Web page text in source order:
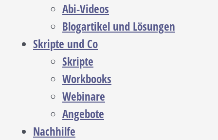
Abi-Videos
Blogartikel und Lösungen
Skripte und Co
Skripte
Workbooks
Webinare
Angebote
Nachhilfe